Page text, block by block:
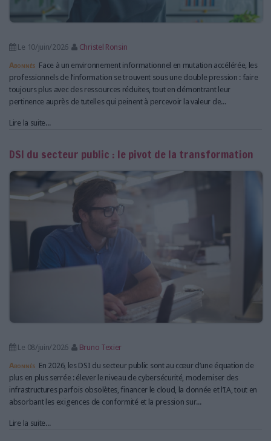
Le 10/juin/2026
Christel Ronsin
Abonnés Face à un environnement informationnel en mutation accélérée, les
professionnels de l’information se trouvent sous une double pression : faire
toujours plus avec des ressources réduites, tout en démontrant leur
pertinence auprès de tutelles qui peinent à percevoir la valeur de...
Lire la suite...
DSI du secteur public : le pivot de la transformation
Le 08/juin/2026
Bruno Texier
Abonnés En 2026, les DSI du secteur public sont au cœur d’une équation de
plus en plus serrée : élever le niveau de cybersécurité, moderniser des
infrastructures parfois obsolètes, financer le cloud, la donnée et l’IA, tout en
absorbant les exigences de conformité et la pression sur...
Lire la suite...